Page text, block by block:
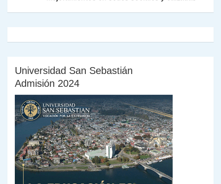
Universidad San Sebastián
Admisión 2024